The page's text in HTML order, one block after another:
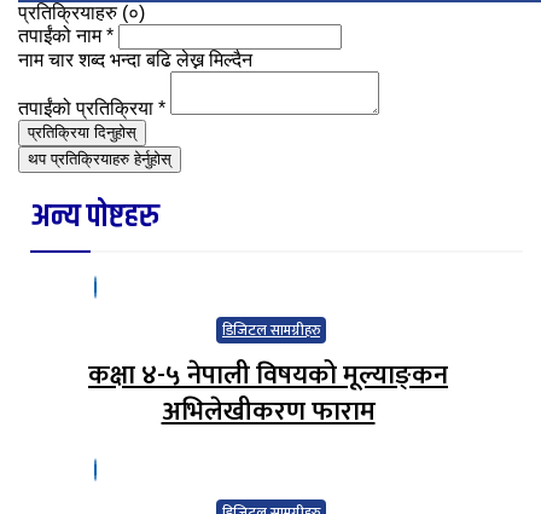
प्रतिक्रियाहरु (०)
तपाईंको नाम*
नाम चार शब्द भन्दा बढि लेख्न मिल्दैन
तपाईंको प्रतिक्रिया *
प्रतिक्रिया दिनुहोस्
थप प्रतिक्रियाहरु हेर्नुहोस्
अन्य पोष्टहरु
डिजिटल सामग्रीहरु
कक्षा ४-५ नेपाली विषयको मूल्याङ्‍कन
अभिलेखीकरण फाराम